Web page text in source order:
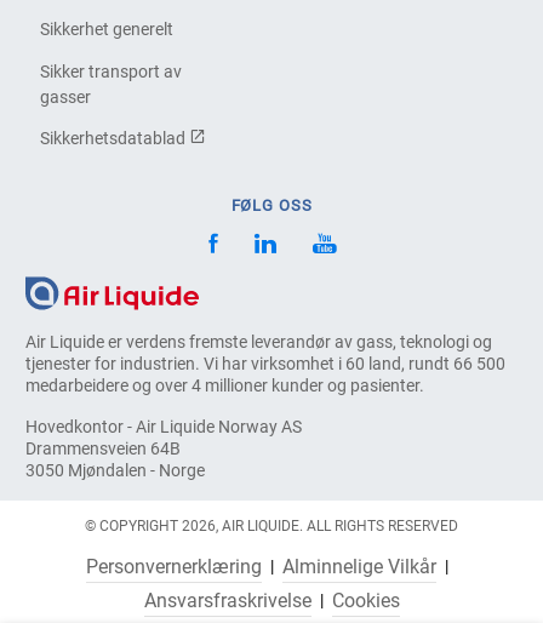
Air Liquide er verdens fremste leverandør av gass, teknologi og
tjenester for industrien. Vi har virksomhet i 60 land, rundt 66 500
medarbeidere og over 4 millioner kunder og pasienter.
Hovedkontor - Air Liquide Norway AS
Drammensveien 64B
3050 Mjøndalen - Norge
Sikkerhet generelt
Sikker transport av
gasser
Sikkerhetsdatablad
FØLG OSS
© COPYRIGHT 2026, AIR LIQUIDE. ALL RIGHTS RESERVED
Personvernerklæring
Alminnelige Vilkår
Ansvarsfraskrivelse
Cookies